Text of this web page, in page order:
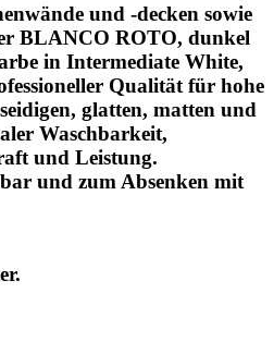
und -decken sowie
BLANCO ROTO, dunkel
in Intermediate White,
Qualität für hohe
glatten, matten und
Waschbarkeit,
und Leistung.
und zum Absenken mit